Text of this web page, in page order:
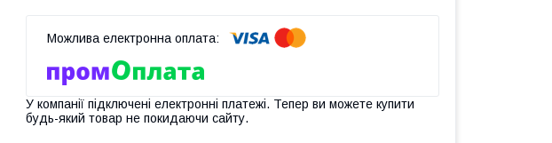
У компанії підключені електронні платежі. Тепер ви можете купити
будь-який товар не покидаючи сайту.